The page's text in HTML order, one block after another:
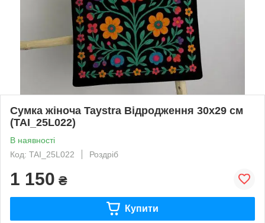
Сумка жіноча Taystra Відродження 30x29 см
(TAI_25L022)
В наявності
Код: TAI_25L022
Роздріб
1 150 ₴
Купити